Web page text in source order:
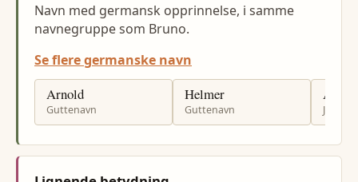
Navn med germansk opprinnelse, i samme
navnegruppe som Bruno.
Se flere germanske navn
Arnold
Guttenavn
Helmer
Guttenavn
Alisa